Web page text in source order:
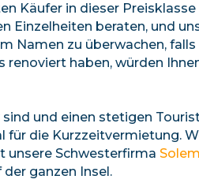
Käufer in dieser Preisklasse
Einzelheiten beraten, und
Namen zu überwachen,
renoviert haben, würden
und einen stetigen
die Kurzzeitvermietung.
unsere Schwesterfirma
ganzen Insel.